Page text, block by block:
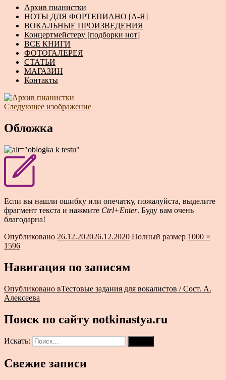
Архив пианистки
НОТЫ ДЛЯ ФОРТЕПИАНО [А-Я]
ВОКАЛЬНЫЕ ПРОИЗВЕДЕНИЯ
Концертмейстеру [подборки нот]
ВСЕ КНИГИ
ФОТОГАЛЕРЕЯ
СТАТЬИ
МАГАЗИН
Контакты
Следующее изображение
Обложка
Если вы нашли ошибку или опечатку, пожалуйста, выделите
фрагмент текста и нажмите Ctrl+Enter. Буду вам очень
благодарна!
Опубликовано 26.12.202026.12.2020 Полный размер 1000 ×
1596
Навигация по записям
Опубликовано вТестовые задания для вокалистов / Сост. А.
Алексеева
Поиск по сайту notkinastya.ru
Искать:
Свежие записи